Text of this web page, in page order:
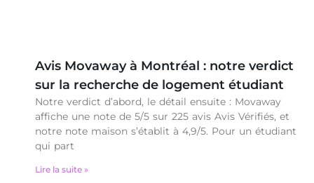
Avis Movaway à Montréal : notre verdict
sur la recherche de logement étudiant
Notre verdict d’abord, le détail ensuite : Movaway
affiche une note de 5/5 sur 225 avis Avis Vérifiés, et
notre note maison s’établit à 4,9/5. Pour un étudiant
qui part
Lire la suite »